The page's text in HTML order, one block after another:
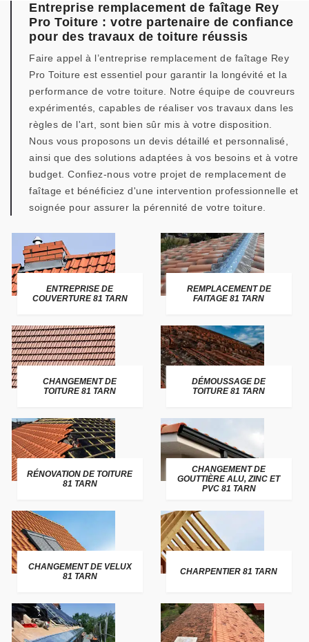
Entreprise remplacement de faîtage Rey
Pro Toiture : votre partenaire de confiance
pour des travaux de toiture réussis
Faire appel à l’entreprise remplacement de faîtage Rey
Pro Toiture est essentiel pour garantir la longévité et la
performance de votre toiture. Notre équipe de couvreurs
expérimentés, capables de réaliser vos travaux dans les
règles de l'art, sont bien sûr mis à votre disposition.
Nous vous proposons un devis détaillé et personnalisé,
ainsi que des solutions adaptées à vos besoins et à votre
budget. Confiez-nous votre projet de remplacement de
faîtage et bénéficiez d'une intervention professionnelle et
soignée pour assurer la pérennité de votre toiture.
ENTREPRISE DE
COUVERTURE 81 TARN
REMPLACEMENT DE
FAITAGE 81 TARN
CHANGEMENT DE
TOITURE 81 TARN
DÉMOUSSAGE DE
TOITURE 81 TARN
RÉNOVATION DE TOITURE
81 TARN
CHANGEMENT DE
GOUTTIÈRE ALU, ZINC ET
PVC 81 TARN
CHANGEMENT DE VELUX
81 TARN
CHARPENTIER 81 TARN